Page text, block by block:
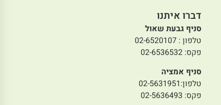
דברו איתנו
סניף גבעת שאול
טלפון : 02-6520107
פקס: 02-6536532
סניף אמציה
טלפון:02-5631951
פקס: 02-5636493